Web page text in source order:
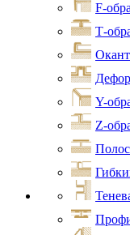
F-
Т-
Y-
Z-